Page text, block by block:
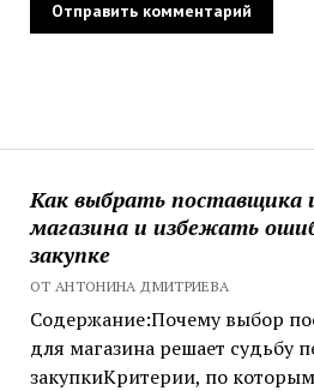
Как выбрать поставщика
магазина и избежать
закупке
ОТ АНТОНИНА ДМИТРИЕВА
Содержание:Почему выбор
для магазина решает судьбу
закупкиКритерии, по